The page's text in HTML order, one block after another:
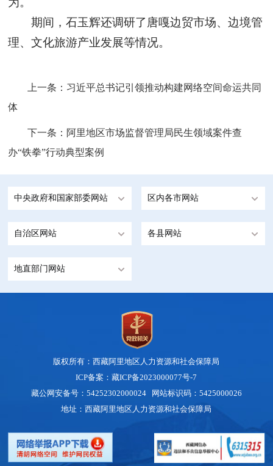
期间，石玉辉还调研了唐嘎边贸市场、边境管
理、文化旅游产业发展等情况。
上一条： 习近平总书记引领推动构建网络空间命运共同
体
下一条： 阿里地区市场监督管理局民生领域案件查
办“铁拳”行动典型案例
中央政府和国家部委网站 区内各市网站
自治区网站 各县网站
地直部门网站
版权所有：西藏阿里地区人力资源和社会保障局
ICP备案：藏ICP备2023000077号-7
藏公网安备号：54252302000024 网站标识码：5425000026
地址：西藏阿里地区人力资源和社会保障局